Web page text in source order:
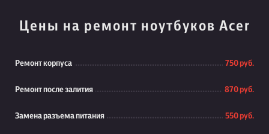
Цены на ремонт ноутбуков Acer
Ремонт корпуса 750 руб.
Ремонт после залития 870 руб.
Замена разъема питания 550 руб.